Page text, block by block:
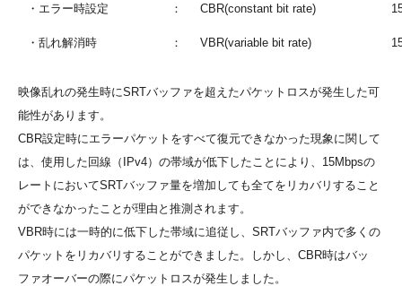
・エラー時設定 ： CBR(constant bit rate)
・乱れ解消時 ： VBR(variable bit rate)
映像乱れの発生時にSRTバッファを超えたパケットロスが発生した可
能性があります。
CBR設定時にエラーパケットをすべて復元できなかった現象に関して
は、使用した回線（IPv4）の帯域が低下したことにより、15Mbpsの
レートにおいてSRTバッファ量を増加しても全てをリカバリすること
ができなかったことが理由と推測されます。
VBR時には一時的に低下した帯域に追従し、SRTバッファ内で多くの
パケットをリカバリすることができました。しかし、CBR時はバッ
ファオーバーの際にパケットロスが発生しました。